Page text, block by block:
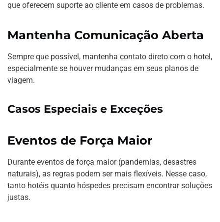
que oferecem suporte ao cliente em casos de problemas.
Mantenha Comunicação Aberta
Sempre que possível, mantenha contato direto com o hotel,
especialmente se houver mudanças em seus planos de
viagem.
Casos Especiais e Exceções
Eventos de Força Maior
Durante eventos de força maior (pandemias, desastres
naturais), as regras podem ser mais flexíveis. Nesse caso,
tanto hotéis quanto hóspedes precisam encontrar soluções
justas.